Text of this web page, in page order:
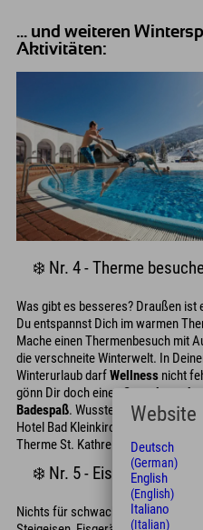
... und weiteren
Aktivitäten:
❄️ Nr. 4 - Therme
Was gibt es besseres? Draußen ist
Du entspannst Dich im warmen
Mache einen Thermenbesuch mit
die verschneite Winterwelt. In
Winterurlaub darfWellness nicht
gönn Dir doch einen Saunabesuch
Badespaß. Wusstest Du, dass beim
Hotel Bad Kleinkirchheim direkt
Therme St. Kathrein ist? Näher
❄️ Nr. 5 - Eisklettern
Nichts für schwache Nerven!
Website
Deutsch
(German)
English
(English)
Italiano
(Italian)